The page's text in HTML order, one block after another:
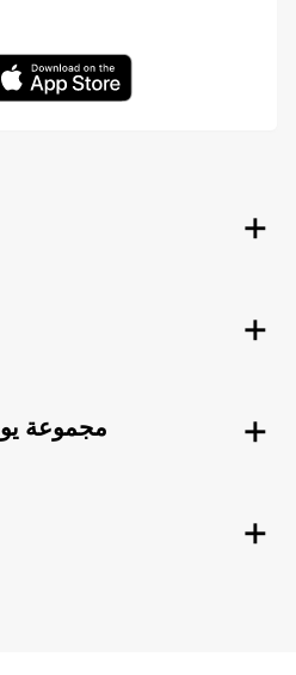
مجموعة